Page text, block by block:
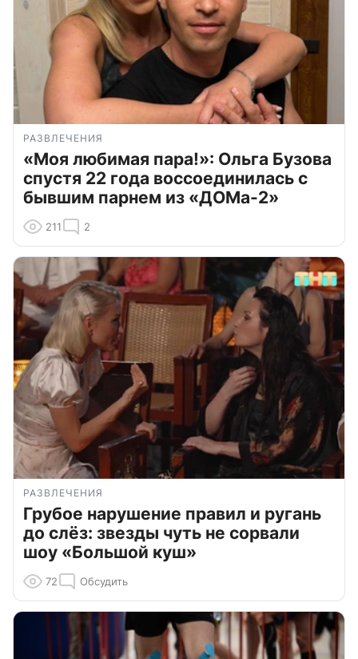
РАЗВЛЕЧЕНИЯ
«Моя любимая пара!»: Ольга Бузова
спустя 22 года воссоединилась с
бывшим парнем из «ДОМа-2»
211 2
РАЗВЛЕЧЕНИЯ
Грубое нарушение правил и ругань
до слёз: звезды чуть не сорвали
шоу «Большой куш»
72 Обсудить